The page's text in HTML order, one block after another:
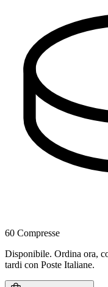
60 Compresse
Disponibile. Ordina ora,
tardi con Poste Italiane.